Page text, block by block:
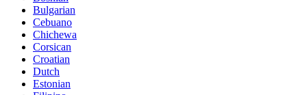
Bulgarian
Cebuano
Chichewa
Corsican
Croatian
Dutch
Estonian